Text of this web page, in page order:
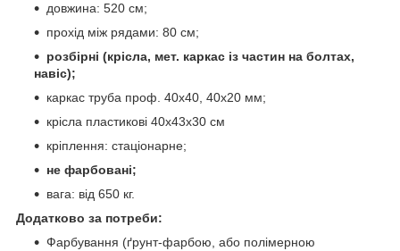
довжина: 520 см;
прохід між рядами: 80 см;
розбірні (крісла, мет. каркас із частин на болтах,
навіс);
каркас труба проф. 40х40, 40х20 мм;
крісла пластикові 40х43х30 см
кріплення: стаціонарне;
не фарбовані;
вага: від 650 кг.
Додатково за потреби:
Фарбування (ґрунт-фарбою, або полімерною